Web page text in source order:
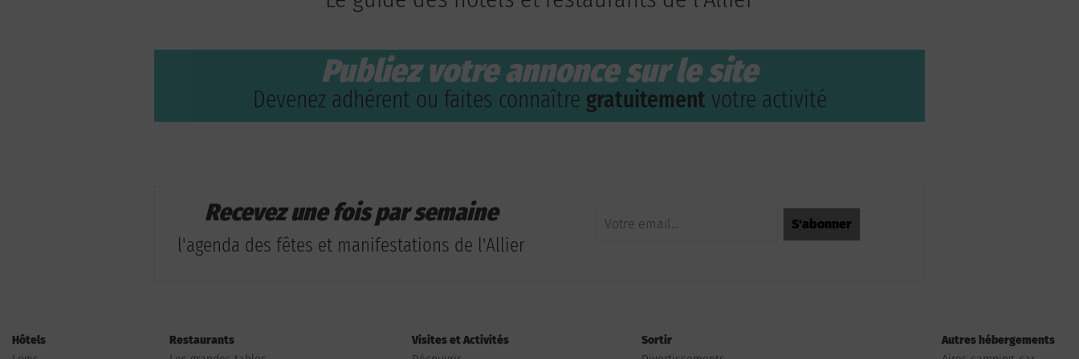
Publiez votre annonce sur le site
Devenez adhérent ou faites connaître gratuitement votre activité
Recevez une fois par semaine
l'agenda des fêtes et manifestations de l'Allier
Hôtels
Restaurants
Visites et Activités
Sortir
Autres hébergements